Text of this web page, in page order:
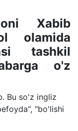
Xabib
olamida
tashkil
o'z
Bu so'z ingliz
"bo'lishi